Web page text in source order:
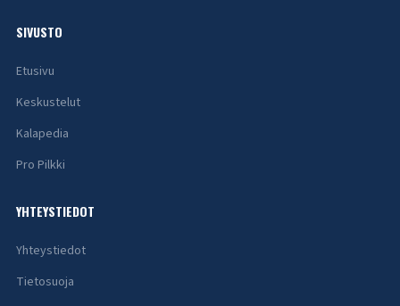
SIVUSTO
Etusivu
Keskustelut
Kalapedia
Pro Pilkki
YHTEYSTIEDOT
Yhteystiedot
Tietosuoja